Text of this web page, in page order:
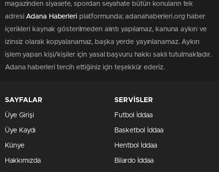
magazinden siyasete, spordan seyahate bütün konuların tek
adresiAdana Haberleriplatformunda; adanahaberleri.org haber
içerikleri kaynak gösterilmeden alıntı yapılamaz, kanuna aykırı ve
izinsiz olarak kopyalanamaz, başka yerde yayınlanamaz. Aykırı
işlem yapan kişi/kişiler için yasal başvuru hakkı saklı tutulmaktadır.
Adana haberleri tercih ettiğiniz için teşekkür ederiz.
SAYFALAR
Üye Girişi
Üye Kaydı
Künye
Hakkımızda
SERVİSLER
Futbol İddaa
Basketbol İddaa
Hentbol İddaa
Bilardo İddaa